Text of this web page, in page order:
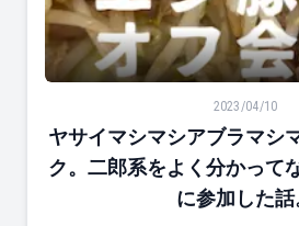
ヤサイマシマシアブラマシマ
2023/04/10
ヤサイマシマシアブラマシ
ク。二郎系をよく分かって
に参加した話